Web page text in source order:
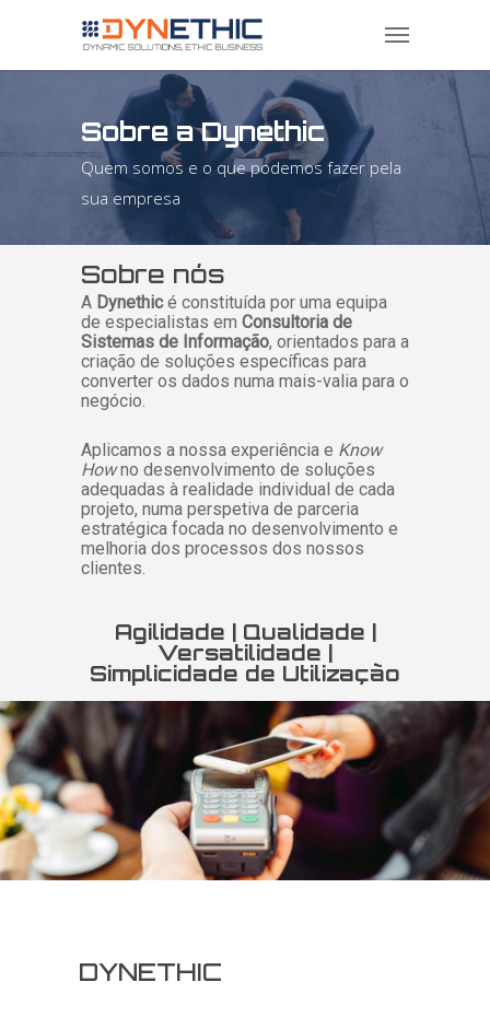
Sobre a Dynethic
Quem somos e o que podemos fazer pela
sua empresa
Sobre nós
A Dynethicé constituída por uma equipa
de especialistas em Consultoria de
Sistemas de Informação, orientados para a
criação de soluções específicas para
converter os dados numa mais-valia para o
negócio.
Aplicamos a nossa experiência e Know
Howno desenvolvimento de soluções
adequadas à realidade individual de cada
projeto, numa perspetiva de parceria
estratégica focada no desenvolvimento e
melhoria dos processos dos nossos
clientes.
Agilidade | Qualidade |
Versatilidade |
Simplicidade de Utilização
DYNETHIC